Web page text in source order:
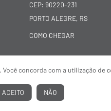
CEP: 90220-231
PORTO ALEGRE, RS
COMO CHEGAR
concorda com a utilização de
ACEITO NÃO